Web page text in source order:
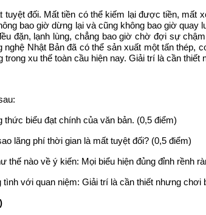
tuyệt đối. Mất tiền có thể kiếm lại được tiền,
bao giờ dừng lại và cũng không bao giờ
đặn, lạnh lùng, chẳng bao giờ chờ đợi sự
Nhật Bản đã có thể sản xuất một tấn thép,
trong xu thế toàn cầu hiện nay. Giải trí là cần
thức biểu đạt chính của văn bản. (0,5 điểm)
lãng phí thời gian là mất tuyệt đối? (0,5 điểm)
thế nào về ý kiến: Mọi biểu hiện đủng đỉnh rềnh
tình với quan niệm: Giải trí là cần thiết nhưng